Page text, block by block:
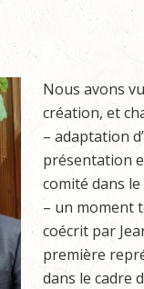
Nous avons
création, et
– adaptation
présentation
comité dans
– un moment
coécrit par
première
dans le cadre